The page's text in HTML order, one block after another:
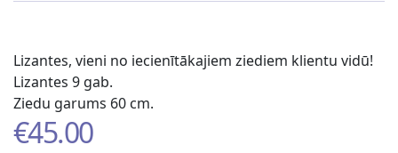
Lizantes, vieni no iecienītākajiem ziediem klientu vidū!
Lizantes 9 gab.
Ziedu garums 60 cm.
€45.00